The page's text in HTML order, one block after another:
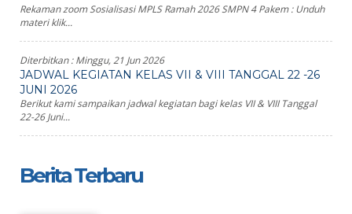
Rekaman zoom Sosialisasi MPLS Ramah 2026 SMPN 4 Pakem : Unduh
materi klik...
Diterbitkan :Minggu, 21 Jun 2026
JADWAL KEGIATAN KELAS VII & VIII TANGGAL 22 -26
JUNI 2026
Berikut kami sampaikan jadwal kegiatan bagi kelas VII & VIII Tanggal
22-26 Juni...
Berita Terbaru